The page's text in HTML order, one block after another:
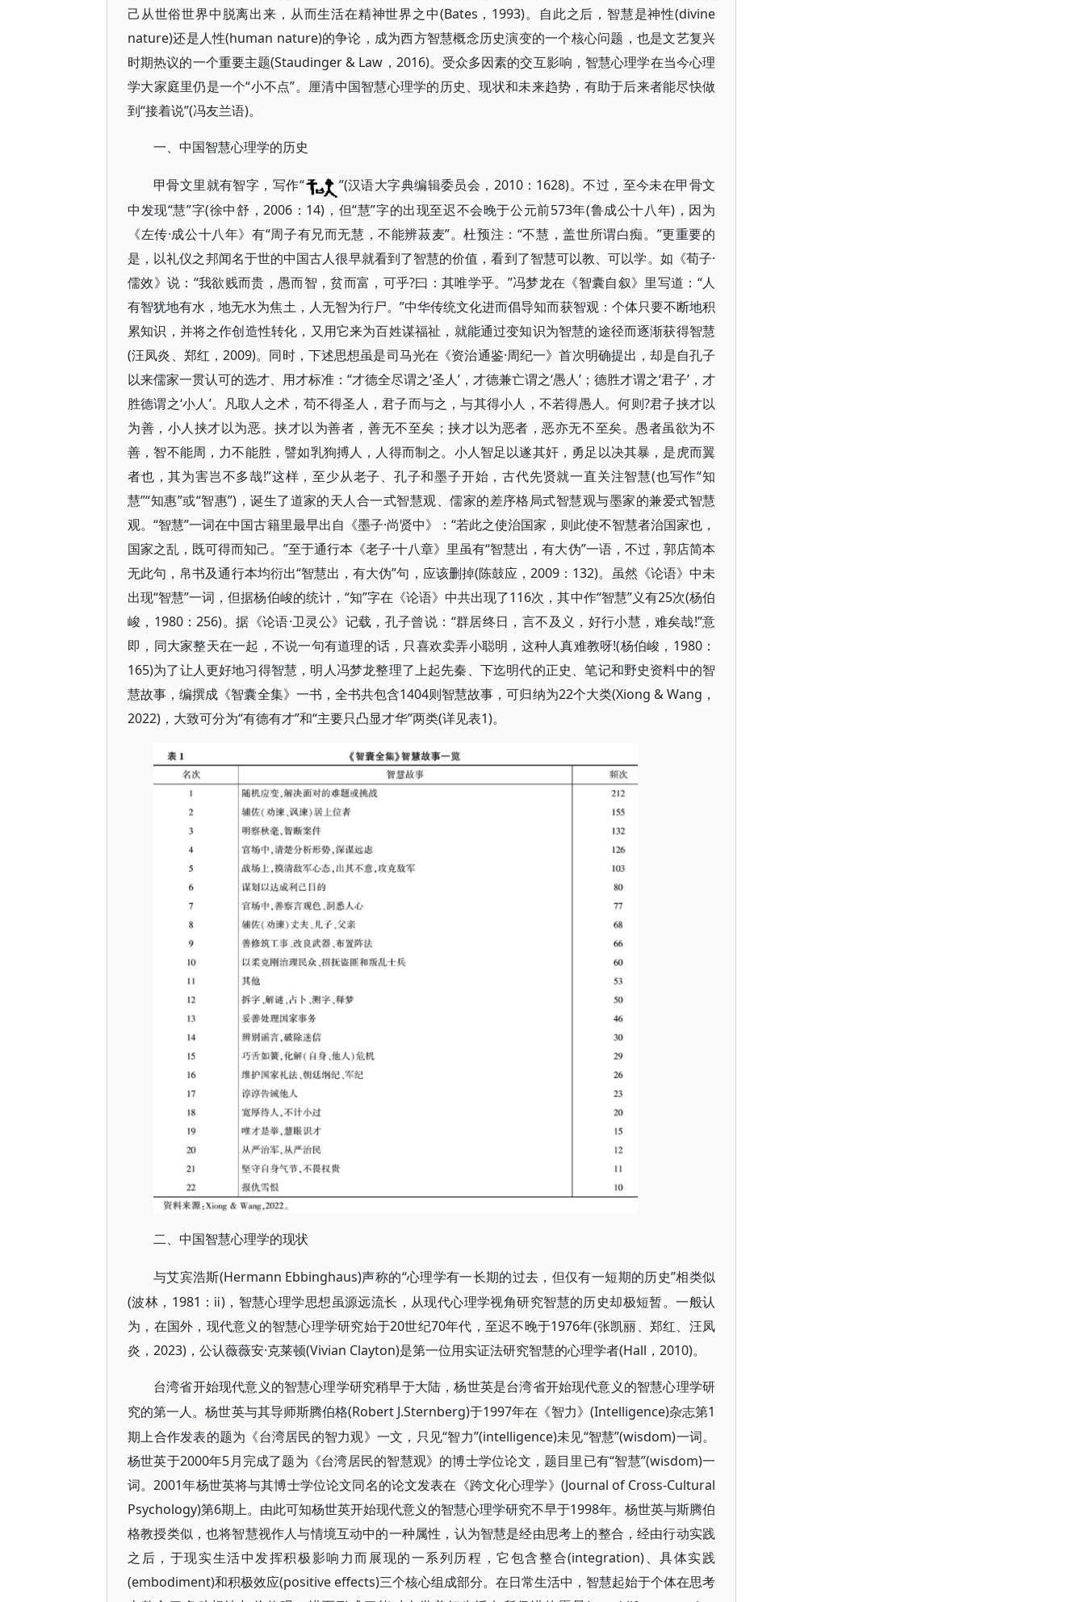
己从世俗世界中脱离出来，从而生活在精神世界之中(Bates，1993)。自此之后，智慧是神性(divine
nature)还是人性(human nature)的争论，成为西方智慧概念历史演变的一个核心问题，也是文艺复兴
时期热议的一个重要主题(Staudinger & Law，2016)。受众多因素的交互影响，智慧心理学在当今心理
学大家庭里仍是一个“小不点”。厘清中国智慧心理学的历史、现状和未来趋势，有助于后来者能尽快做
到“接着说”(冯友兰语)。
一、中国智慧心理学的历史
甲骨文里就有智字，写作“
”(汉语大字典编辑委员会，2010：1628)。不过，至今未在甲骨文
中发现“慧”字(徐中舒，2006：14)，但“慧”字的出现至迟不会晚于公元前573年(鲁成公十八年)，因为
《左传·成公十八年》有“周子有兄而无慧，不能辨菽麦”。杜预注：“不慧，盖世所谓白痴。”更重要的
是，以礼仪之邦闻名于世的中国古人很早就看到了智慧的价值，看到了智慧可以教、可以学。如《荀子·
儒效》说：“我欲贱而贵，愚而智，贫而富，可乎?曰：其唯学乎。”冯梦龙在《智囊自叙》里写道：“人
有智犹地有水，地无水为焦土，人无智为行尸。”中华传统文化进而倡导知而获智观：个体只要不断地积
累知识，并将之作创造性转化，又用它来为百姓谋福祉，就能通过变知识为智慧的途径而逐渐获得智慧
(汪凤炎、郑红，2009)。同时，下述思想虽是司马光在《资治通鉴·周纪一》首次明确提出，却是自孔子
以来儒家一贯认可的选才、用才标准：“才德全尽谓之‘圣人’，才德兼亡谓之‘愚人’；德胜才谓之‘君子’，才
胜德谓之‘小人’。凡取人之术，苟不得圣人，君子而与之，与其得小人，不若得愚人。何则?君子挟才以
为善，小人挟才以为恶。挟才以为善者，善无不至矣；挟才以为恶者，恶亦无不至矣。愚者虽欲为不
善，智不能周，力不能胜，譬如乳狗搏人，人得而制之。小人智足以遂其奸，勇足以决其暴，是虎而翼
者也，其为害岂不多哉!”这样，至少从老子、孔子和墨子开始，古代先贤就一直关注智慧(也写作“知
慧”“知惠”或“智惠”)，诞生了道家的天人合一式智慧观、儒家的差序格局式智慧观与墨家的兼爱式智慧
观。“智慧”一词在中国古籍里最早出自《墨子·尚贤中》：“若此之使治国家，则此使不智慧者治国家也，
国家之乱，既可得而知己。”至于通行本《老子·十八章》里虽有“智慧出，有大伪”一语，不过，郭店简本
无此句，帛书及通行本均衍出“智慧出，有大伪”句，应该删掉(陈鼓应，2009：132)。虽然《论语》中未
出现“智慧”一词，但据杨伯峻的统计，“知”字在《论语》中共出现了116次，其中作“智慧”义有25次(杨伯
峻，1980：256)。据《论语·卫灵公》记载，孔子曾说：“群居终日，言不及义，好行小慧，难矣哉!”意
即，同大家整天在一起，不说一句有道理的话，只喜欢卖弄小聪明，这种人真难教呀!(杨伯峻，1980：
165)为了让人更好地习得智慧，明人冯梦龙整理了上起先秦、下迄明代的正史、笔记和野史资料中的智
慧故事，编撰成《智囊全集》一书，全书共包含1404则智慧故事，可归纳为22个大类(Xiong & Wang，
2022)，大致可分为“有德有才”和“主要只凸显才华”两类(详见表1)。
二、中国智慧心理学的现状
与艾宾浩斯(Hermann Ebbinghaus)声称的“心理学有一长期的过去，但仅有一短期的历史”相类似
(波林，1981：ⅱ)，智慧心理学思想虽源远流长，从现代心理学视角研究智慧的历史却极短暂。一般认
为，在国外，现代意义的智慧心理学研究始于20世纪70年代，至迟不晚于1976年(张凯丽、郑红、汪凤
炎，2023)，公认薇薇安·克莱顿(Vivian Clayton)是第一位用实证法研究智慧的心理学者(Hall，2010)。
台湾省开始现代意义的智慧心理学研究稍早于大陆，杨世英是台湾省开始现代意义的智慧心理学研
究的第一人。杨世英与其导师斯腾伯格(Robert J.Sternberg)于1997年在《智力》(Intelligence)杂志第1
期上合作发表的题为《台湾居民的智力观》一文，只见“智力”(intelligence)未见“智慧”(wisdom)一词。
杨世英于2000年5月完成了题为《台湾居民的智慧观》的博士学位论文，题目里已有“智慧”(wisdom)一
词。2001年杨世英将与其博士学位论文同名的论文发表在《跨文化心理学》(Journal of Cross-Cultural
Psychology)第6期上。由此可知杨世英开始现代意义的智慧心理学研究不早于1998年。杨世英与斯腾伯
格教授类似，也将智慧视作人与情境互动中的一种属性，认为智慧是经由思考上的整合，经由行动实践
之后，于现实生活中发挥积极影响力而展现的一系列历程，它包含整合(integration)、具体实践
(embodiment)和积极效应(positive effects)三个核心组成部分。在日常生活中，智慧起始于个体在思考